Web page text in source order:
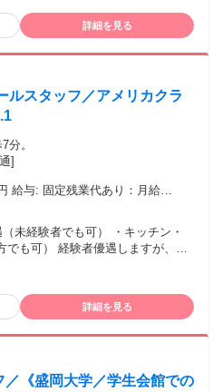
応募も大歓
な方は、 ご友人同士の応募も大歓
メン店、居酒屋などでの調理・キ
詳細を見る
ルスタッフ／アメリカクラ
7分。
]
あり：月給
間相当分）を含む。30時間を超え
。
遇しますが、新
はなくチームを大切にするボト
尊重しスキルアップできる離職率
詳細を見る
《盛岡大学／学生会館での